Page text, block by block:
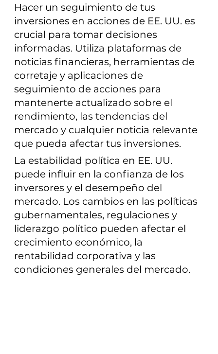
Hacer un seguimiento de tus
inversiones en acciones de EE. UU. es
crucial para tomar decisiones
informadas. Utiliza plataformas de
noticias financieras, herramientas de
corretaje y aplicaciones de
seguimiento de acciones para
mantenerte actualizado sobre el
rendimiento, las tendencias del
mercado y cualquier noticia relevante
que pueda afectar tus inversiones.
La estabilidad política en EE. UU.
puede influir en la confianza de los
inversores y el desempeño del
mercado. Los cambios en las políticas
gubernamentales, regulaciones y
liderazgo político pueden afectar el
crecimiento económico, la
rentabilidad corporativa y las
condiciones generales del mercado.